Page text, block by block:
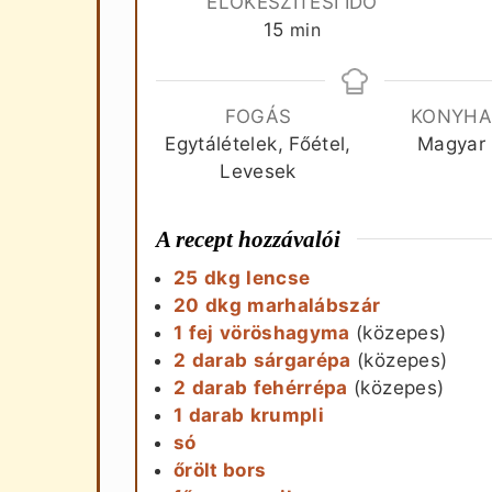
15perc
min
FOGÁS
Egytálételek, Főétel,
Levesek
KONYHA
Magyar
A recept hozzávalói
25 dkg lencse
20 dkg marhalábszár
1 fej vöröshagyma (közepes)
2 darab sárgarépa (közepes)
2 darab fehérrépa (közepes)
1 darab krumpli
só
őrölt bors